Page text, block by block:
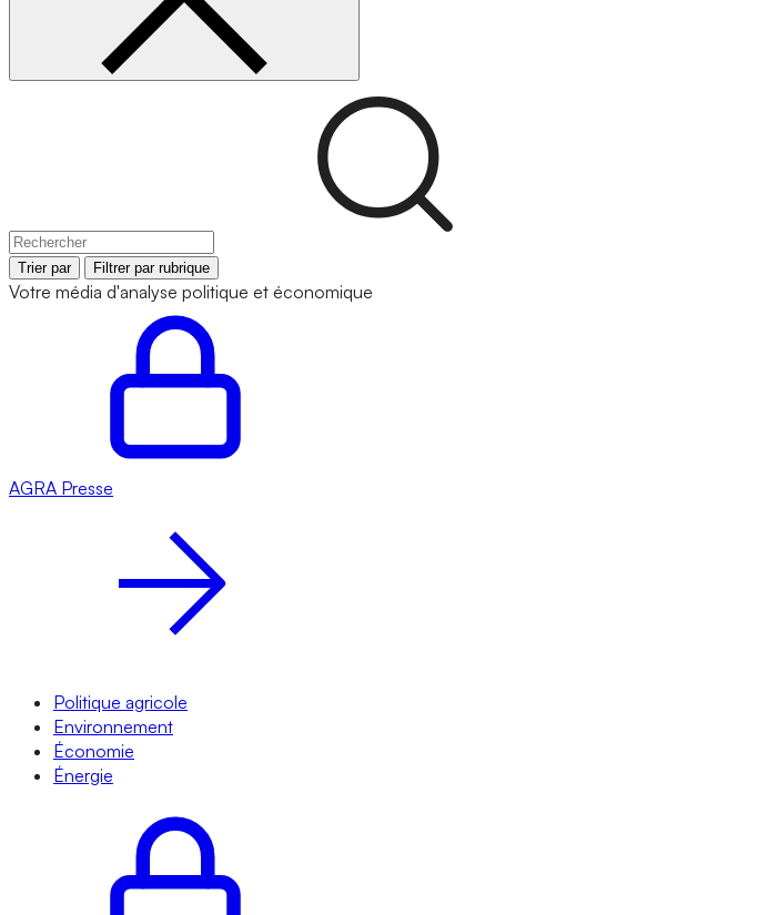
Trier par Filtrer par rubrique
Votre média d'analyse politique et économique
AGRA Presse
Politique agricole
Environnement
Économie
Énergie